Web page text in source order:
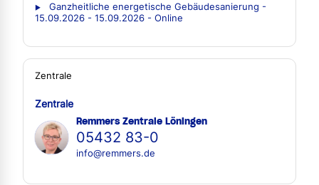
Ganzheitliche energetische Gebäudesanierung -
15.09.2026 - 15.09.2026 - Online
Zentrale
Zentrale
Remmers Zentrale Löningen
05432 83-0
info@remmers.de